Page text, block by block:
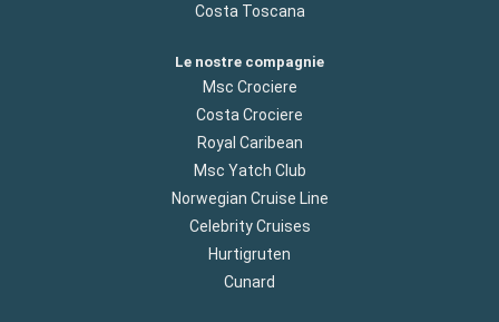
Costa Toscana
Le nostre compagnie
Msc Crociere
Costa Crociere
Royal Caribean
Msc Yatch Club
Norwegian Cruise Line
Celebrity Cruises
Hurtigruten
Cunard